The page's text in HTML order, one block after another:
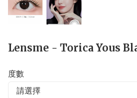
Lensme - Torica Yous
度數